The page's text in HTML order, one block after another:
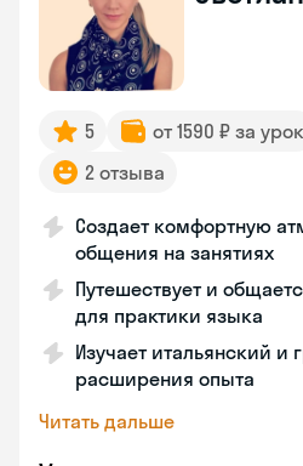
5 от 1590 ₽ за урок
2 отзыва
Создает комфортную
общения на занятиях
Путешествует и
для практики языка
Изучает итальянский и
расширения опыта
Читать дальше